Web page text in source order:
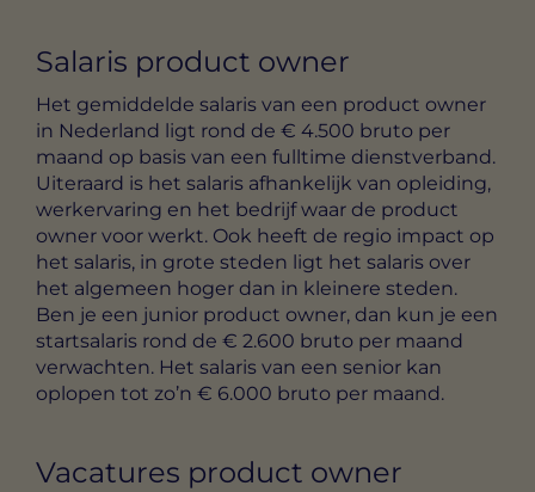
Salaris product owner
Het gemiddelde salaris van een product owner
in Nederland ligt rond de € 4.500 bruto per
maand op basis van een fulltime dienstverband.
Uiteraard is het salaris afhankelijk van opleiding,
werkervaring en het bedrijf waar de product
owner voor werkt. Ook heeft de regio impact op
het salaris, in grote steden ligt het salaris over
het algemeen hoger dan in kleinere steden.
Ben je een junior product owner, dan kun je een
startsalaris rond de € 2.600 bruto per maand
verwachten. Het salaris van een senior kan
oplopen tot zo’n € 6.000 bruto per maand.
Vacatures product owner